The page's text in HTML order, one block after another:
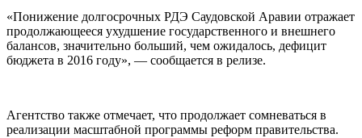
«Понижение долгосрочных РДЭ Саудовской Аравии отражает
продолжающееся ухудшение государственного и внешнего
балансов, значительно больший, чем ожидалось, дефицит
бюджета в 2016 году», — сообщается в релизе.
Агентство также отмечает, что продолжает сомневаться в
реализации масштабной программы реформ правительства.